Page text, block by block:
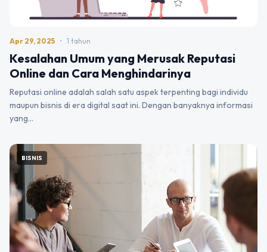
Apr 29, 2025 • 1 tahun
Kesalahan Umum yang Merusak Reputasi
Online dan Cara Menghindarinya
Reputasi online adalah salah satu aspek terpenting bagi individu
maupun bisnis di era digital saat ini. Dengan banyaknya informasi
yang…
BISNIS